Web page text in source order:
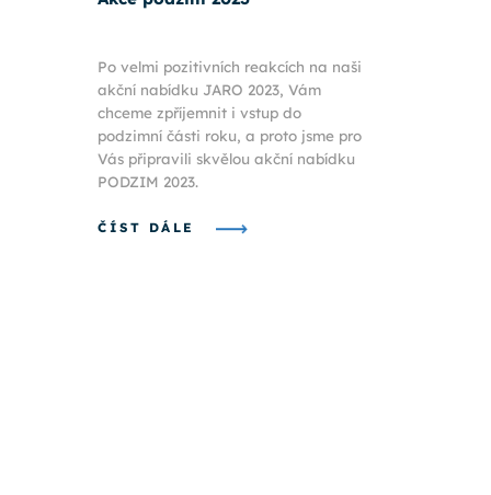
Po velmi pozitivních reakcích na naši
akční nabídku JARO 2023, Vám
chceme zpříjemnit i vstup do
podzimní části roku, a proto jsme pro
Vás připravili skvělou akční nabídku
PODZIM 2023.
ČÍST DÁLE